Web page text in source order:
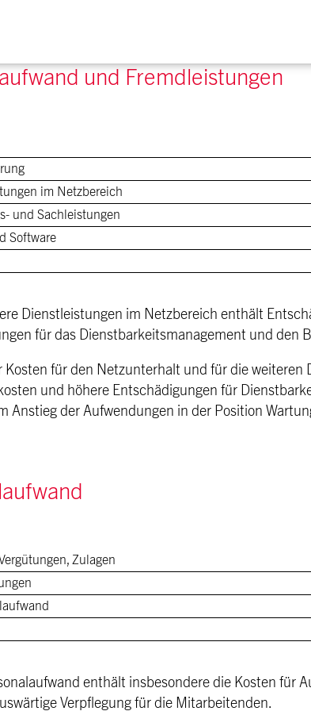
und Fremdleistungen
im Netzbereich
und Sachleistungen
Software
Dienstleistungen im Netzbereich enthält
für das Dienstbarkeitsmanagement und den
Kosten für den Netzunterhalt und für die
und höhere Entschädigungen für
Anstieg der Aufwendungen in der Position
Zulagen
enthält insbesondere die Kosten für
Verpflegung für die Mitarbeitenden.